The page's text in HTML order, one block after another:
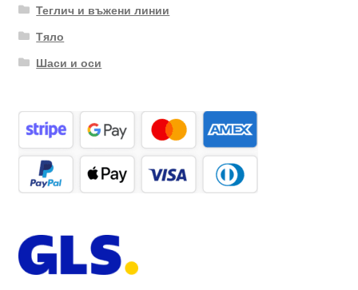
Теглич и въжени линии
Тяло
Шаси и оси